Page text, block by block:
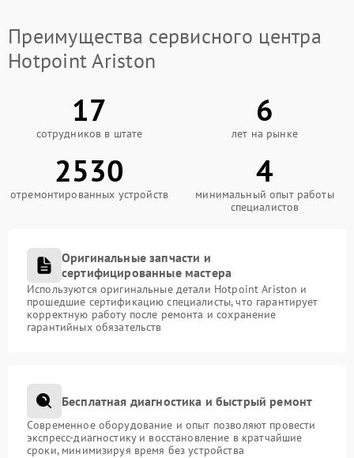
Преимущества сервисного центра
Hotpoint Ariston
17
сотрудников в штате
6
лет на рынке
2530
отремонтированных устройств
4
минимальный опыт работы
специалистов
Оригинальные запчасти и
сертифицированные мастера
Используются оригинальные детали Hotpoint Ariston и
прошедшие сертификацию специалисты, что гарантирует
корректную работу после ремонта и сохранение
гарантийных обязательств
Бесплатная диагностика и быстрый ремонт
Современное оборудование и опыт позволяют провести
экспресс-диагностику и восстановление в кратчайшие
сроки, минимизируя время без устройства